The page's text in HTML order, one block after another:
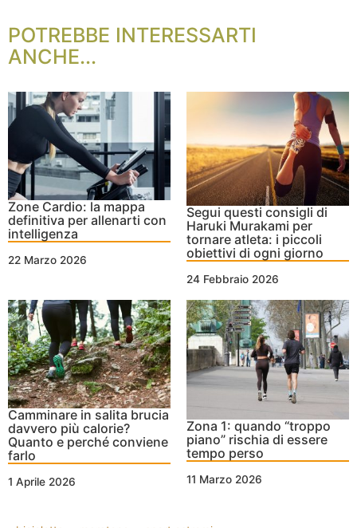
POTREBBE INTERESSARTI
ANCHE...
Zone Cardio: la mappa
definitiva per allenarti con
intelligenza
22 Marzo 2026
Segui questi consigli di
Haruki Murakami per
tornare atleta: i piccoli
obiettivi di ogni giorno
24 Febbraio 2026
Camminare in salita brucia
davvero più calorie?
Quanto e perché conviene
farlo
1 Aprile 2026
Zona 1: quando “troppo
piano” rischia di essere
tempo perso
11 Marzo 2026